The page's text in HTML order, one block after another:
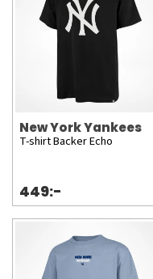
New York Yankees
T-shirt Backer Echo
449:-